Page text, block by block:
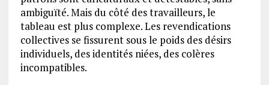
ambiguïté. Mais du côté des travailleurs, le
tableau est plus complexe. Les revendications
collectives se fissurent sous le poids des désirs
individuels, des identités niées, des colères
incompatibles.